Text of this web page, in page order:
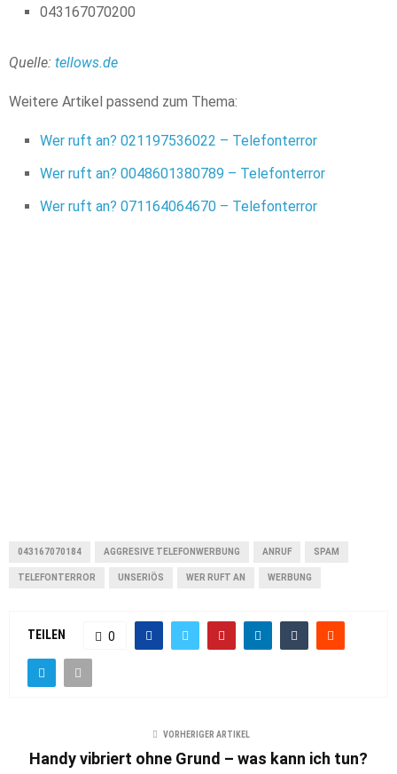
043167070200
Quelle: tellows.de
Weitere Artikel passend zum Thema:
Wer ruft an? 021197536022 – Telefonterror
Wer ruft an? 0048601380789 – Telefonterror
Wer ruft an? 071164064670 – Telefonterror
043167070184 AGGRESIVE TELEFONWERBUNG ANRUF SPAM
TELEFONTERROR UNSERIÖS WER RUFT AN WERBUNG
TEILEN 0
VORHERIGER ARTIKEL
Handy vibriert ohne Grund – was kann ich tun?